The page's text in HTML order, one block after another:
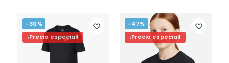
-30%
¡Precio especial!
-47%
¡Precio especial!